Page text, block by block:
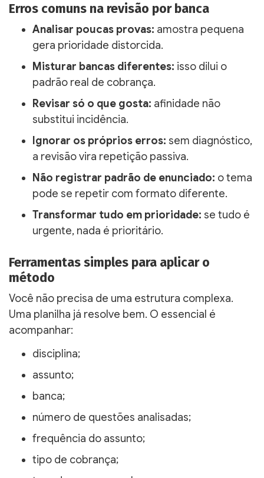
Erros comuns na revisão por banca
Analisar poucas provas: amostra pequena
gera prioridade distorcida.
Misturar bancas diferentes: isso dilui o
padrão real de cobrança.
Revisar só o que gosta: afinidade não
substitui incidência.
Ignorar os próprios erros: sem diagnóstico,
a revisão vira repetição passiva.
Não registrar padrão de enunciado: o tema
pode se repetir com formato diferente.
Transformar tudo em prioridade: se tudo é
urgente, nada é prioritário.
Ferramentas simples para aplicar o
método
Você não precisa de uma estrutura complexa.
Uma planilha já resolve bem. O essencial é
acompanhar:
disciplina;
assunto;
banca;
número de questões analisadas;
frequência do assunto;
tipo de cobrança;